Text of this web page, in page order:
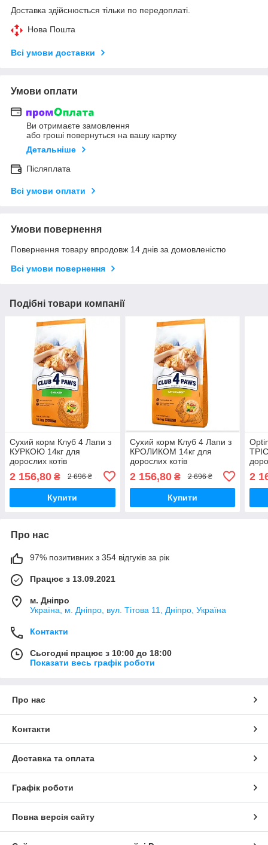
Доставка здійснюється тільки по передоплаті.
Нова Пошта
Всі умови доставки
Умови оплати
Ви отримаєте замовлення
або гроші повернуться на вашу картку
Детальніше
Післяплата
Всі умови оплати
Умови повернення
Повернення товару впродовж 14 днів за домовленістю
Всі умови повернення
Подібні товари компанії
Сухий корм Клуб 4 Лапи з
КУРКОЮ 14кг для
дорослих котів
2 156,80 ₴ 2 696 ₴
Купити
Сухий корм Клуб 4 Лапи з
КРОЛИКОМ 14кг для
дорослих котів
2 156,80₴ 2 696 ₴
Купити
2
Про нас
97% позитивних з 354 відгуків за рік
Працює з 13.09.2021
м. Дніпро
Україна, м. Дніпро, вул. Тітова 11, Дніпро, Україна
Контакти
Сьогодні працює з 10:00 до 18:00
Показати весь графік роботи
Про нас
Контакти
Доставка та оплата
Графік роботи
Повна версія сайту